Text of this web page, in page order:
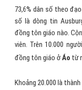
73,6% dân số theo
số là dòng tin
đồng tôn giáo nào.
viên. Trên 10.000
đồng tôn giáo ởÁo từ
Khoảng 20.000 là